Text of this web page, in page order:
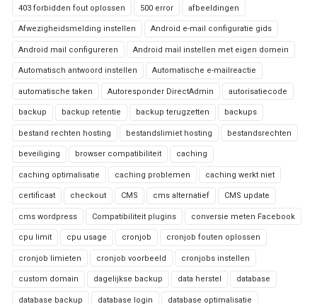
403 forbidden fout oplossen 500 error afbeeldingen
Afwezigheidsmelding instellen Android e-mail configuratie gids
Android mail configureren Android mail instellen met eigen domein
Automatisch antwoord instellen Automatische e-mailreactie
automatische taken Autoresponder DirectAdmin autorisatiecode
backup backup retentie backup terugzetten backups
bestand rechten hosting bestandslimiet hosting bestandsrechten
beveiliging browser compatibiliteit caching
caching optimalisatie caching problemen caching werkt niet
certificaat checkout CMS cms alternatief CMS update
cms wordpress Compatibiliteit plugins conversie meten Facebook
cpu limit cpu usage cronjob cronjob fouten oplossen
cronjob limieten cronjob voorbeeld cronjobs instellen
custom domain dagelijkse backup data herstel database
database backup database login database optimalisatie